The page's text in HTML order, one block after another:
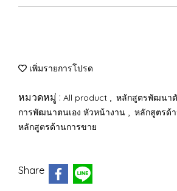
เพิ่มรายการโปรด
หมวดหมู่ : All product , หลักสูตรพัฒนาตั
การพัฒนาตนเอง หัวหน้างาน , หลักสูตรด้
หลักสูตรด้านการขาย
Share